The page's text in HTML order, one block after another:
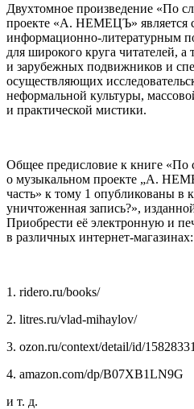
Двухтомное произведение «По
проекте «А. НЕМЕЦЪ» является
информационно-литературным
для широкого круга читателей, а
и зарубежных подвижников и
осуществляющих
неформальной культуры,
и практической мистики.
Общее предисловие к книге «По
о музыкальном проекте „А.
часть» к тому 1 опубликованы в
уничтоженная запись?»,
Приобрести её электронную и
в различных интернет-магазинах:
1. ridero.ru/books/
2. litres.ru/vlad-mihaylov/
3. ozon.ru/context/detail/id/
4. amazon.com/dp/B07XB1LN9G
и т. д.